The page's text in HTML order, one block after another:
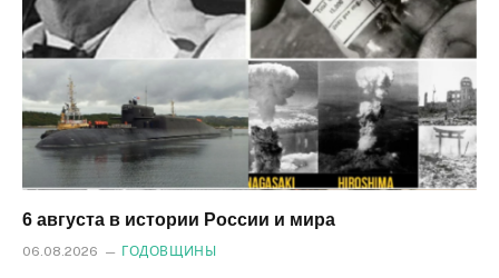
6 августа в истории России и мира
06.08.2026 ГОДОВЩИНЫ